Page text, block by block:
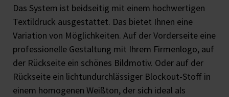
Das System ist beidseitig mit einem hochwertigen
Textildruck ausgestattet. Das bietet Ihnen eine
Variation von Möglichkeiten. Auf der Vorderseite eine
professionelle Gestaltung mit Ihrem Firmenlogo, auf
der Rückseite ein schönes Bildmotiv. Oder auf der
Rückseite ein lichtundurchlässiger Blockout-Stoff in
einem homogenen Weißton, der sich ideal als